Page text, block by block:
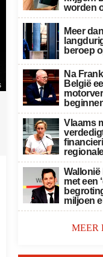
worden
Meer
beroep
Na
België
Vlaams
Wallonië
met een
miljoen
MEER